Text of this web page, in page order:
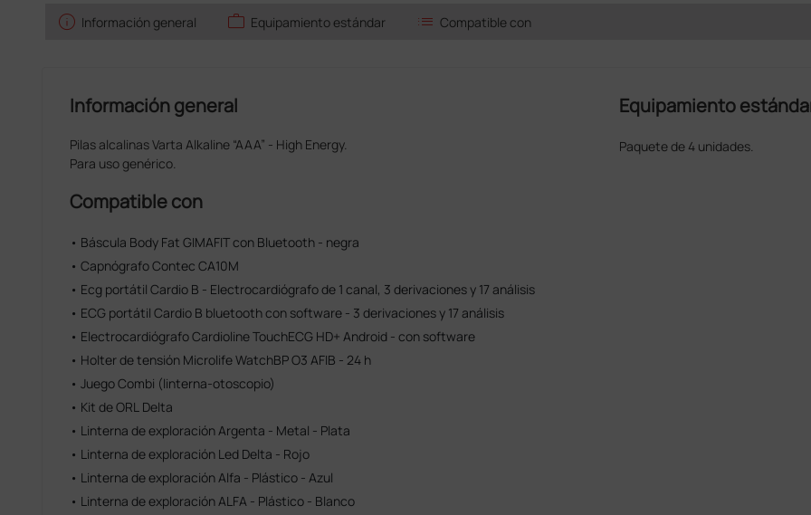
info Información general work Equipamiento estándar list Compatible con
Información general
Pilas alcalinas Varta Alkaline “AAA” - High Energy.
Para uso genérico.
Compatible con
• Báscula Body Fat GIMAFIT con Bluetooth - negra
• Capnógrafo Contec CA10M
• Ecg portátil Cardio B - Electrocardiógrafo de 1 canal, 3 derivaciones y 17 análisis
• ECG portátil Cardio B bluetooth con software - 3 derivaciones y 17 análisis
• Electrocardiógrafo Cardioline TouchECG HD+ Android - con software
• Holter de tensión Microlife WatchBP O3 AFIB - 24 h
• Juego Combi (linterna-otoscopio)
• Kit de ORL Delta
• Linterna de exploración Argenta - Metal - Plata
• Linterna de exploración Led Delta - Rojo
• Linterna de exploración Alfa - Plástico - Azul
• Linterna de exploración ALFA - Plástico - Blanco
Equipamiento
Paquete de 4 unidades.